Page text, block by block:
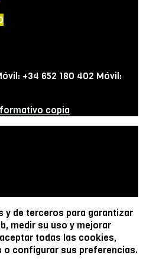
+34 652 180 402 Móvil:
de terceros para garantizar
medir su uso y mejorar
todas las cookies,
o configurar sus preferencias.